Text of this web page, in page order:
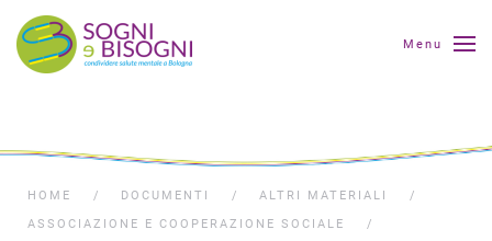
Menu
HOME DOCUMENTI
ALTRI MATERIALI
ASSOCIAZIONE E COOPERAZIONE SOCIALE